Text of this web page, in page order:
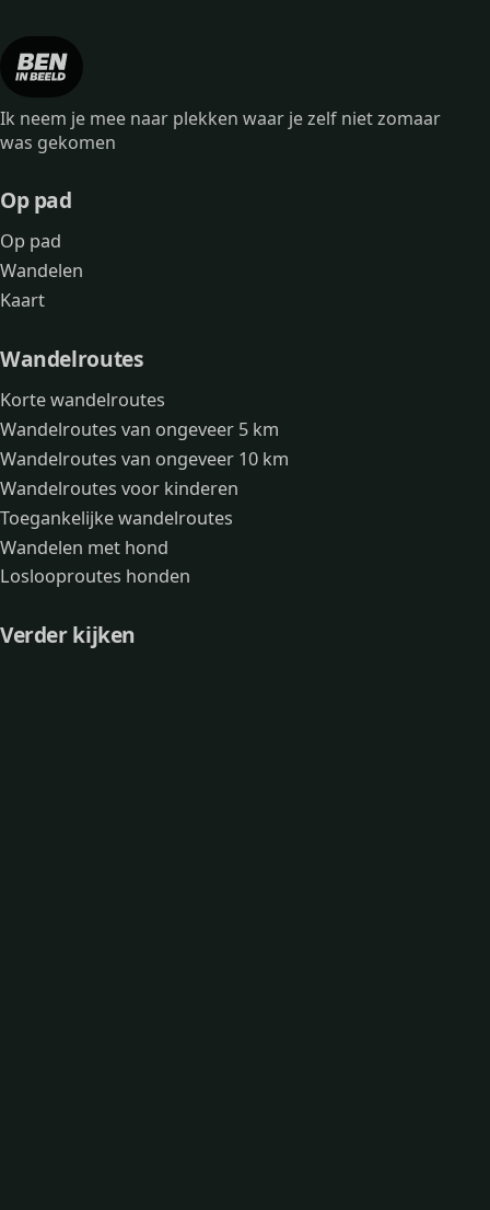
Ik neem je mee naar plekken waar je zelf niet zomaar
was gekomen
Op pad
Op pad
Wandelen
Kaart
Wandelroutes
Korte wandelroutes
Wandelroutes van ongeveer 5 km
Wandelroutes van ongeveer 10 km
Wandelroutes voor kinderen
Toegankelijke wandelroutes
Wandelen met hond
Loslooproutes honden
Verder kijken